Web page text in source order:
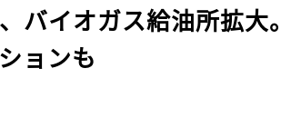
バイオガス給油所拡大
ョンも